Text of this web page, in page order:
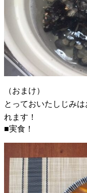
（おまけ）
とっておいたしじみ
れます！
■実食！